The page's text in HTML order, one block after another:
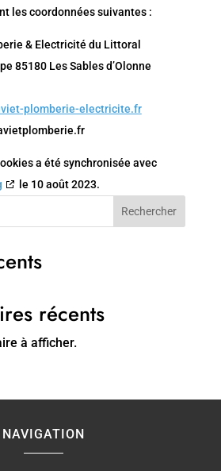
les coordonnées suivantes :
& Electricité du Littoral
85180 Les Sables d’Olonne
plomberie-electricite.fr
a été synchronisée avec
le 10 août 2023.
Rechercher
récents
à afficher.
NAVIGATION